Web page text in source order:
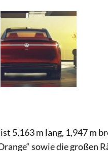
5,163 m lang, 1,947 m
sowie die großen